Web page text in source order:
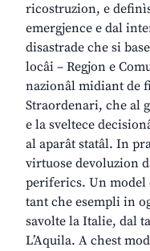
ricostruzion, e
emergjence e dal
disastrade che si
locâi – Regjon e
nazionâl midiant de
Straordenari, che al
e la sveltece
al aparât statâl. In
virtuose devoluzion
periferics. Un model
tant che esempli in
savolte la Italie, dal
L’Aquila. A chest